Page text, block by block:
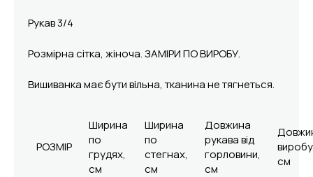
Рукав 3/4
Розмірна сітка, жіноча. ЗАМІРИ ПО ВИРОБУ.
Вишиванка має бути вільна, тканина не тягнеться.
РОЗМІР
Ширина
по
грудях,
см
Ширина
по
стегнах,
см
Довжина
рукава від
горловини,
см
см